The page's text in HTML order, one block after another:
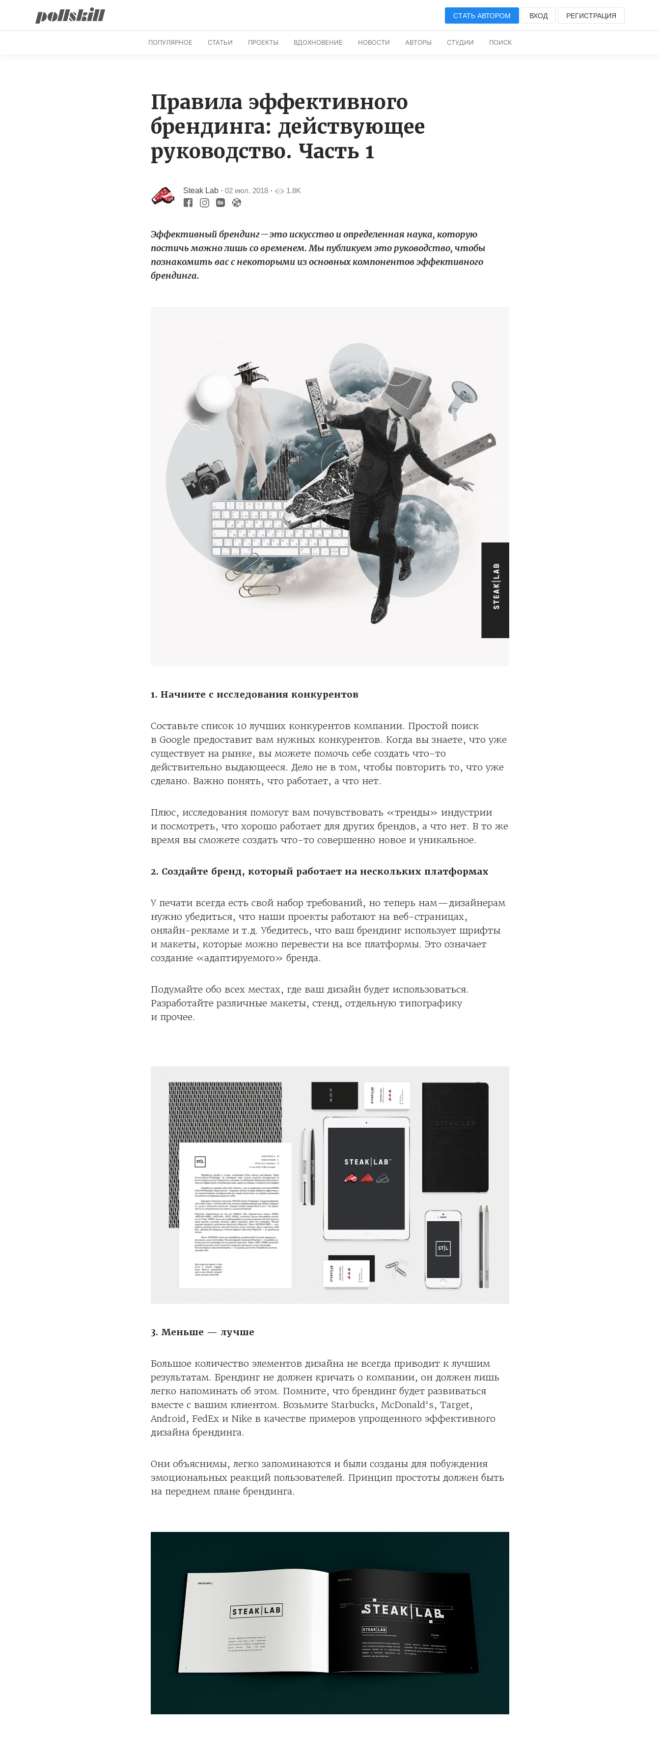
СТАТЬ АВТОРОМ ВХОД РЕГИСТРАЦИЯ
ПОПУЛЯРНОЕ СТАТЬИ ПРОЕКТЫ ВДОХНОВЕНИЕ НОВОСТИ АВТОРЫ СТУДИИ ПОИСК
Правила эффективного
брендинга: действующее
руководство. Часть 1
Steak Lab· 02 июл. 2018· 1.8K
Эффективный брендинг — это искусство и определенная наука, которую
постичь можно лишь со временем. Мы публикуем это руководство, чтобы
познакомить вас с некоторыми из основных компонентов эффективного
брендинга.
1. Начните с исследования конкурентов
Составьте список 10 лучших конкурентов компании. Простой поиск
в Google предоставит вам нужных конкурентов. Когда вы знаете, что уже
существует на рынке, вы можете помочь себе создать что-то
действительно выдающееся. Дело не в том, чтобы повторить то, что уже
сделано. Важно понять, что работает, а что нет.
Плюс, исследования помогут вам почувствовать «тренды» индустрии
и посмотреть, что хорошо работает для других брендов, а что нет. В то же
время вы сможете создать что-то совершенно новое и уникальное.
2. Создайте бренд, который работает на нескольких платформах
У печати всегда есть свой набор требований, но теперь нам — дизайнерам
нужно убедиться, что наши проекты работают на веб-страницах,
онлайн-рекламе и т.д. Убедитесь, что ваш брендинг использует шрифты
и макеты, которые можно перевести на все платформы. Это означает
создание «адаптируемого» бренда.
Подумайте обо всех местах, где ваш дизайн будет использоваться.
Разработайте различные макеты, стенд, отдельную типографику
и прочее.
3. Меньше — лучше
Большое количество элементов дизайна не всегда приводит к лучшим
результатам. Брендинг не должен кричать о компании, он должен лишь
легко напоминать об этом. Помните, что брендинг будет развиваться
вместе с вашим клиентом. Возьмите Starbucks, McDonald's, Target,
Android, FedEx и Nike в качестве примеров упрощенного эффективного
дизайна брендинга.
Они объяснимы, легко запоминаются и были созданы для побуждения
эмоциональных реакций пользователей. Принцип простоты должен быть
на переднем плане брендинга.